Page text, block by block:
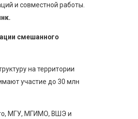
и совместной работы.
смешанного
на территории
участие до 30 млн
МГУ, МГИМО, ВШЭ и